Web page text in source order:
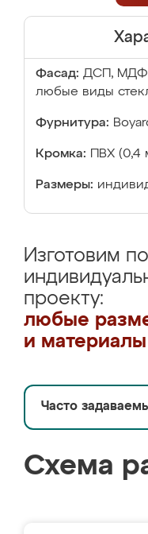
Фасад: ДСП, МДФ
любые виды
Фурнитура:
Кромка: ПВХ
Размеры:
Изготовим по
проекту:
любые
и материалы
Часто
Схема